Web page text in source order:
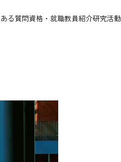
る質問資格・就職教員紹介研究活動